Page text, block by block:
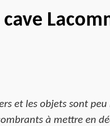
et les objets sont
à mettre en